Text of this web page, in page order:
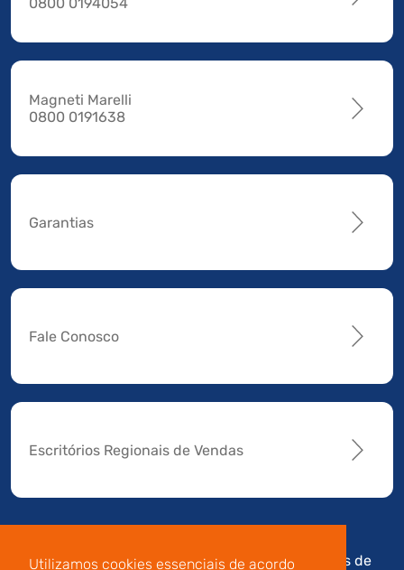
Utilizamos cookies essenciais de acordo
Magneti Marelli
0800 0191638
Garantias
Fale Conosco
Escritórios Regionais de Vendas
Av. Manoel da Nóbrega,
Termos de
Código de